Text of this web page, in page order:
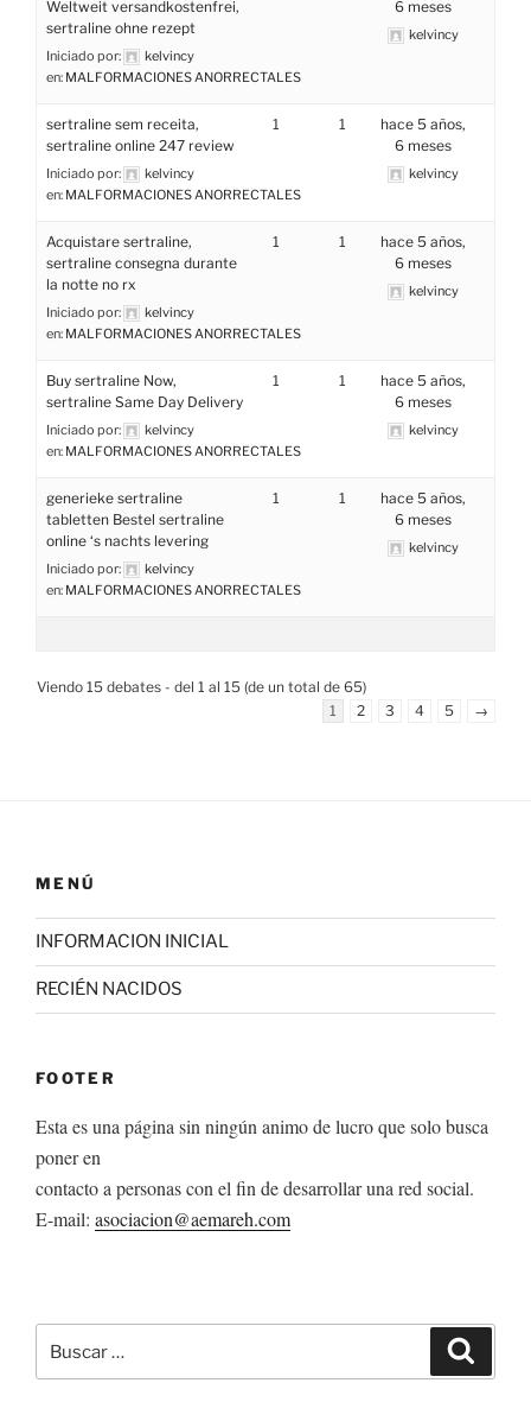
Weltweit versandkostenfrei,
sertraline ohne rezept
Iniciado por:
kelvincy
en: MALFORMACIONES ANORRECTALES
6 meses
kelvincy
sertraline sem receita,
sertraline online 247 review
Iniciado por:
kelvincy
en: MALFORMACIONES ANORRECTALES
1 1
hace 5 años,
6 meses
kelvincy
Acquistare sertraline,
sertraline consegna durante
la notte no rx
Iniciado por:
kelvincy
en: MALFORMACIONES ANORRECTALES
1 1
hace 5 años,
6 meses
kelvincy
Buy sertraline Now,
sertraline Same Day Delivery
Iniciado por:
kelvincy
en: MALFORMACIONES ANORRECTALES
1 1
hace 5 años,
6 meses
kelvincy
generieke sertraline
tabletten Bestel sertraline
online ‘s nachts levering
Iniciado por:
kelvincy
en: MALFORMACIONES ANORRECTALES
1 1
hace 5 años,
6 meses
kelvincy
Viendo 15 debates - del 1 al 15 (de un total de 65)
1
2 3 4 5 →
MENÚ
INFORMACION INICIAL
RECIÉN NACIDOS
FOOTER
Esta es una página sin ningún animo de lucro que solo busca
poner en
contacto a personas con el fin de desarrollar una red social.
E-mail: asociacion@aemareh.com
por: